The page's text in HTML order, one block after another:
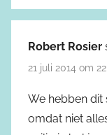
Robert Rosier
21 juli 2014 om
We hebben dit
omdat niet